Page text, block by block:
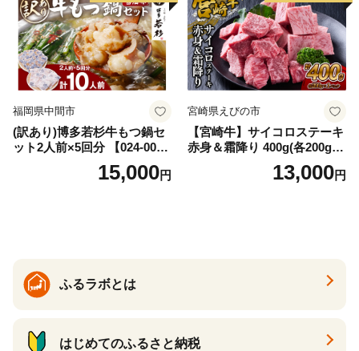
福岡県中間市
(訳あり)博多若杉牛もつ鍋セ
ット2人前×5回分 【024-002
15,000円
宮崎県えびの市
【宮崎牛】サイコロステーキ
赤身＆霜降り 400g(各200g×
１P 計2P) 真空パック 冷凍
13,000円
ふるラボとは
はじめてのふるさと納税